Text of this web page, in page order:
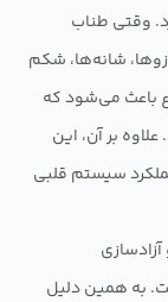
وقتی طناب
شانه‌ها، شکم
باعث می‌شود که
بر آن، این
سیستم قلبی
به همین دلیل